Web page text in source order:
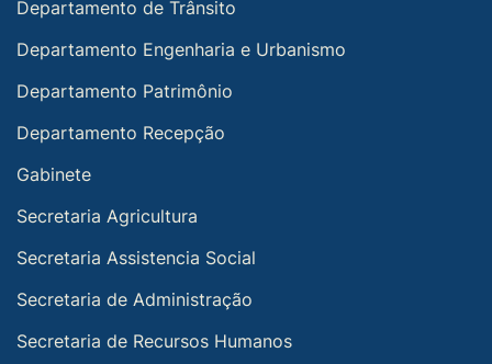
Departamento de Trânsito
Departamento Engenharia e Urbanismo
Departamento Patrimônio
Departamento Recepção
Gabinete
Secretaria Agricultura
Secretaria Assistencia Social
Secretaria de Administração
Secretaria de Recursos Humanos